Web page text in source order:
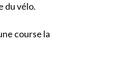
du vélo.
course la